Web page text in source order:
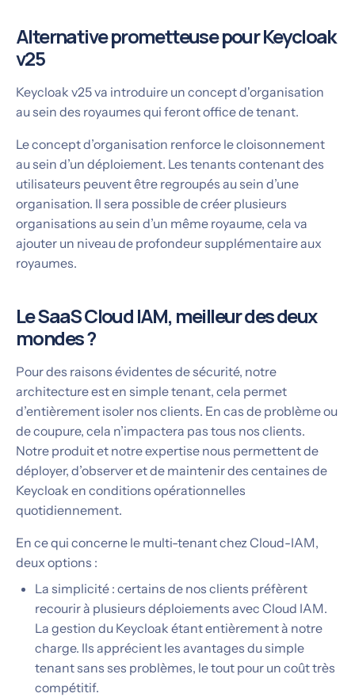
Alternative prometteuse pour Keycloak
v25
Keycloak v25 va introduire un concept d'organisation
au sein des royaumes qui feront office de tenant.
Le concept d’organisation renforce le cloisonnement
au sein d’un déploiement. Les tenants contenant des
utilisateurs peuvent être regroupés au sein d’une
organisation. Il sera possible de créer plusieurs
organisations au sein d’un même royaume, cela va
ajouter un niveau de profondeur supplémentaire aux
royaumes.
Le SaaS Cloud IAM, meilleur des deux
mondes ?
Pour des raisons évidentes de sécurité, notre
architecture est en simple tenant, cela permet
d’entièrement isoler nos clients. En cas de problème ou
de coupure, cela n’impactera pas tous nos clients.
Notre produit et notre expertise nous permettent de
déployer, d’observer et de maintenir des centaines de
Keycloak en conditions opérationnelles
quotidiennement.
En ce qui concerne le multi-tenant chez Cloud-IAM,
deux options :
La simplicité : certains de nos clients préfèrent
recourir à plusieurs déploiements avec Cloud IAM.
La gestion du Keycloak étant entièrement à notre
charge. Ils apprécient les avantages du simple
tenant sans ses problèmes, le tout pour un coût très
compétitif.